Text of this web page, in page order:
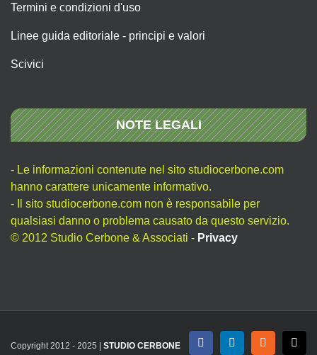
Termini e condizioni d'uso
Linee guida editoriale - principi e valori
Scivici
NOTE LEGALI
- Le informazioni contenute nel sito studiocerbone.com
hanno carattere unicamente informativo.
- Il sito studiocerbone.com non è responsabile per
qualsiasi danno o problema causato da questo servizio.
© 2012 Studio Cerbone & Associati - Privacy
Copyright 2012 - 2025 | STUDIO CERBONE
FacebookLinkedInRss X